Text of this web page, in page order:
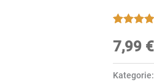
5.00von 5,
basierend
auf
7,99 €
Kategorie: